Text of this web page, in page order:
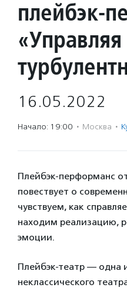
плейбэк-
«Управляя
16.05.2022
Начало: 19:00 · Москва ·
Плейбэк-перформанс
повествует о
чувствуем, как
находим реализацию,
эмоции.
Плейбэк-театр — одна
неклассического